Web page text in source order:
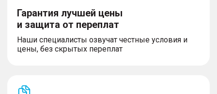
Гарантия лучшей цены
и защита от переплат
Наши специалисты озвучат честные условия и
цены, без скрытых переплат